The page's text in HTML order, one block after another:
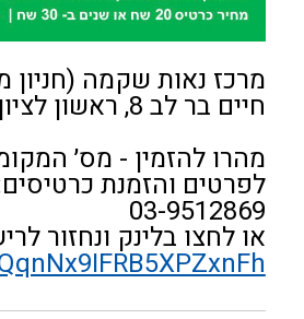
מרכז נאות שקמה (חניון
חיים בר לב 8, ראשון לציון
מהרו להזמין - מס׳
לפרטים והזמנת
03-9512869
או לחצו בלינק ונחזור